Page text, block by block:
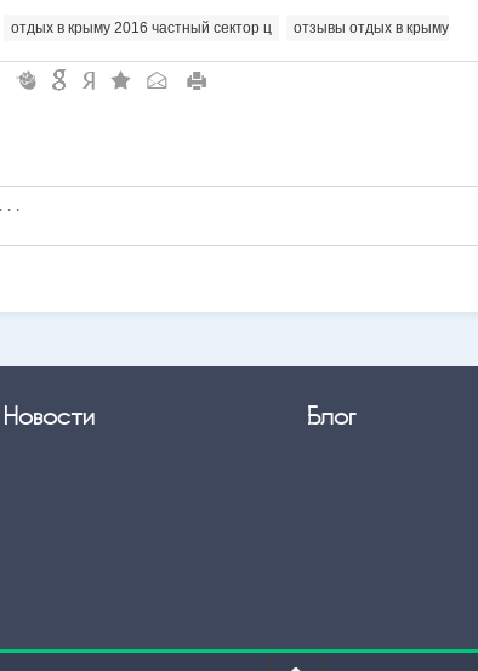
отдых в крыму 2016 частный сектор ц
отзывы отдых в крыму
" & 6 Q P R
Новости Блог